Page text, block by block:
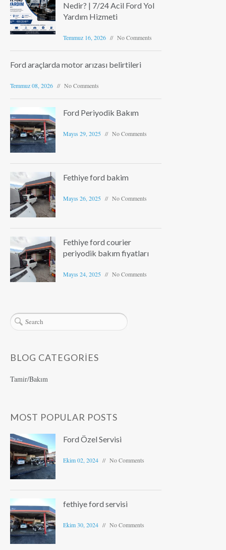
Nedir? | 7/24 Acil Ford Yol
Yardım Hizmeti
Temmuz 16, 2026 No Comments
Ford araçlarda motor arızası belirtileri
Temmuz 08, 2026 No Comments
Ford Periyodik Bakım
Mayıs 29, 2025 No Comments
Fethiye ford bakim
Mayıs 26, 2025 No Comments
Fethiye ford courier
periyodik bakım fiyatları
Mayıs 24, 2025 No Comments
BLOG CATEGORIES
Tamir/Bakım
MOST POPULAR POSTS
Ford Özel Servisi
Ekim 02, 2024 No Comments
fethiye ford servisi
Ekim 30, 2024 No Comments